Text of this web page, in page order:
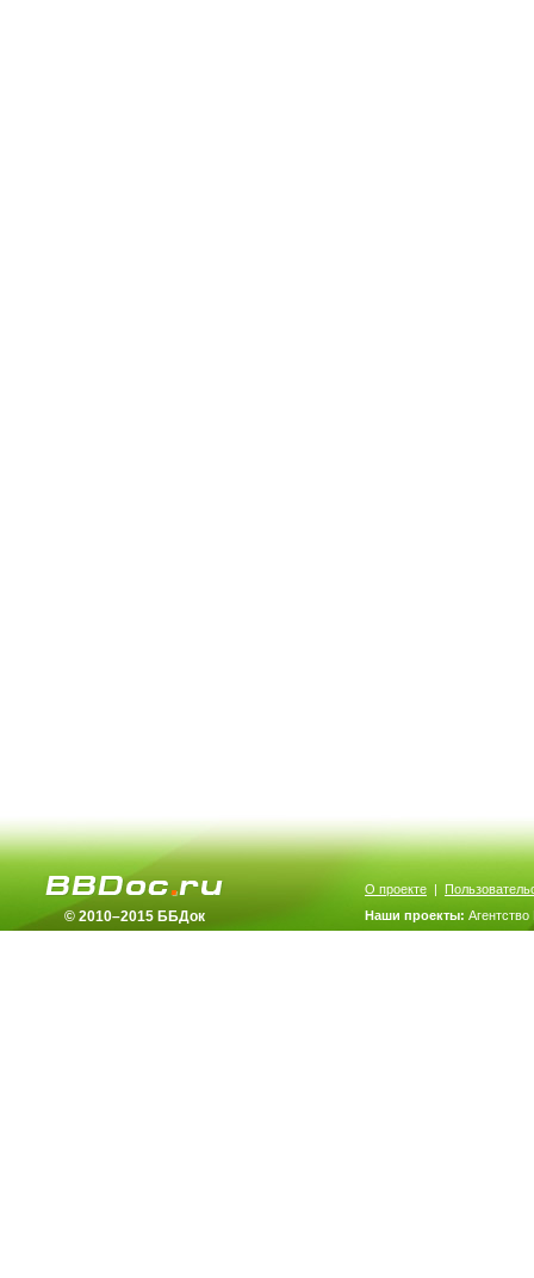
© 2010–2015 ББДок
О проекте |
Наши проекты: